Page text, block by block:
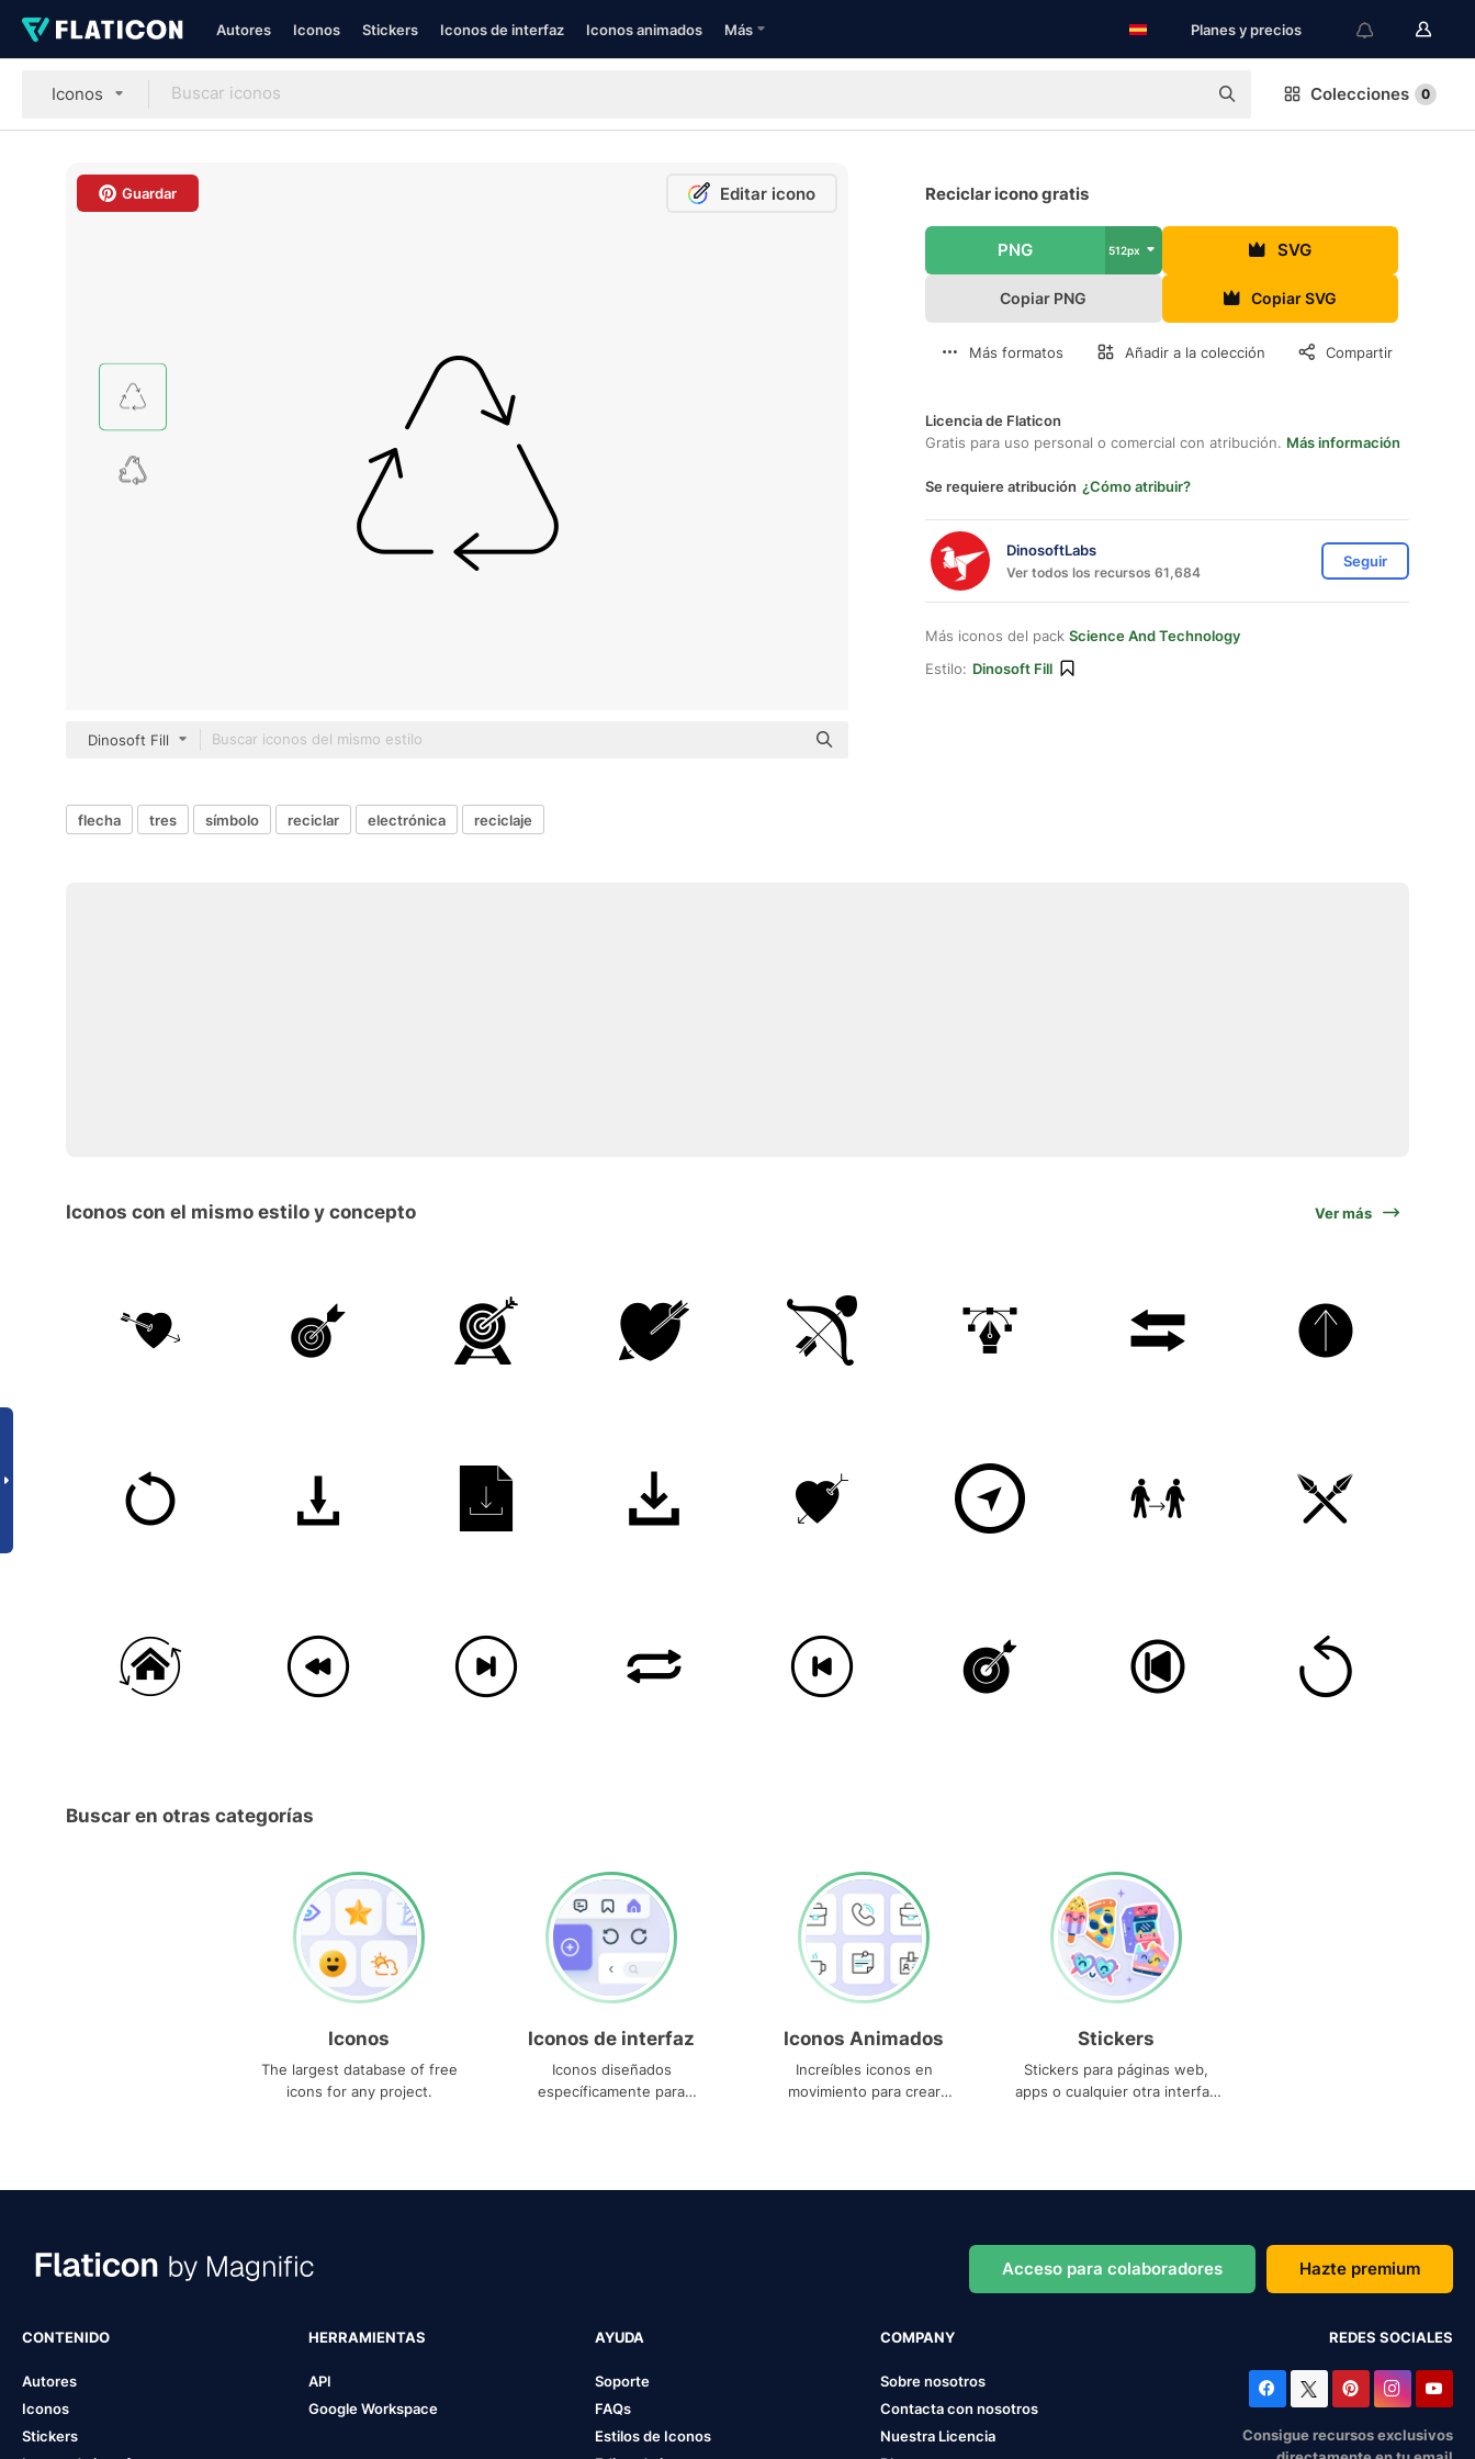
Autores Iconos Stickers Iconos de interfaz Iconos animados Más Planes y precios
Iconos Colecciones 0
Guardar Editar icono
Dinosoft Fill
Reciclar icono gratis
PNG 512px SVG
Copiar PNG Copiar SVG
Más formatos Añadir a la colección Compartir
Licencia de Flaticon
Gratis para uso personal o comercial con atribución. Más información
Se requiere atribución ¿Cómo atribuir?
DinosoftLabs
Ver todos los recursos 61,684
Seguir
Más iconos del pack Science And Technology
Estilo: Dinosoft Fill
flecha tres símbolo reciclar electrónica reciclaje
Iconos con el mismo estilo y concepto Ver más
Buscar en otras categorías
Iconos
The largest database of free
icons for any project.
Iconos de interfaz
Iconos diseñados
específicamente para
Iconos Animados
Increíbles iconos en
movimiento para crear
Stickers
Stickers para páginas web,
apps o cualquier otra interfaz
Acceso para colaboradores Hazte premium
CONTENIDO
Autores
Iconos
Stickers
HERRAMIENTAS
API
Google Workspace
AYUDA
Soporte
FAQs
Estilos de Iconos
COMPANY
Sobre nosotros
Contacta con nosotros
Nuestra Licencia
REDES SOCIALES
Consigue recursos exclusivos